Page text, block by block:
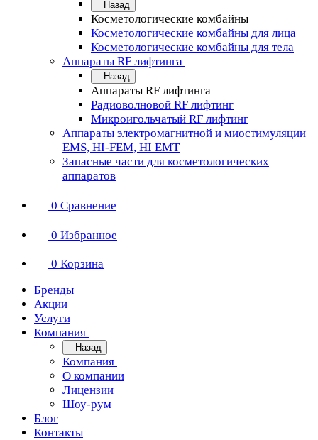
Назад
Косметологические комбайны
Косметологические комбайны для лица
Косметологические комбайны для тела
Аппараты RF лифтинга
Назад
Аппараты RF лифтинга
Радиоволновой RF лифтинг
Микроигольчатый RF лифтинг
Аппараты электромагнитной и миостимуляции
EMS, HI-FEM, HI EMT
Запасные части для косметологических
аппаратов
0 Сравнение
0 Избранное
0 Корзина
Бренды
Акции
Услуги
Компания
Назад
Компания
О компании
Лицензии
Шоу-рум
Блог
Контакты